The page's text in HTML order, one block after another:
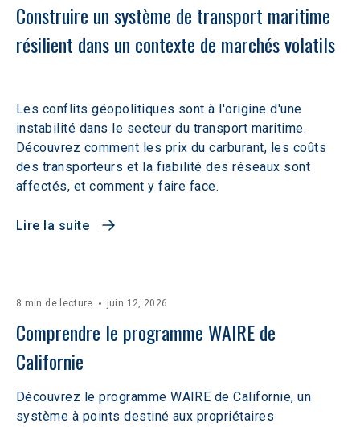
Construire un système de transport maritime
résilient dans un contexte de marchés volatils
Les conflits géopolitiques sont à l'origine d'une
instabilité dans le secteur du transport maritime.
Découvrez comment les prix du carburant, les coûts
des transporteurs et la fiabilité des réseaux sont
affectés, et comment y faire face.
Lire la suite
8 min de lecture juin 12, 2026
Comprendre le programme WAIRE de
Californie
Découvrez le programme WAIRE de Californie, un
système à points destiné aux propriétaires